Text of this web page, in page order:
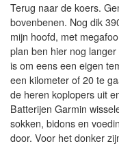
Terug naar de koers.
bovenbenen. Nog dik
mijn hoofd, met
plan ben hier nog
is om eens een eigen
een kilometer of 20 te
de heren koplopers uit
Batterijen Garmin
sokken, bidons en
door. Voor het donker